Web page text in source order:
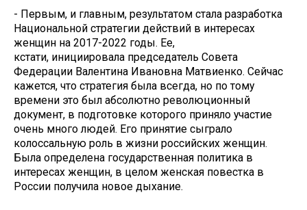
- Первым, и главным, результатом стала разработка
Национальной стратегии действий в интересах
женщин на 2017-2022 годы. Ее,
кстати, инициировала председатель Совета
Федерации Валентина Ивановна Матвиенко. Сейчас
кажется, что стратегия была всегда, но по тому
времени это был абсолютно революционный
документ, в подготовке которого приняло участие
очень много людей. Его принятие сыграло
колоссальную роль в жизни российских женщин.
Была определена государственная политика в
интересах женщин, в целом женская повестка в
России получила новое дыхание.